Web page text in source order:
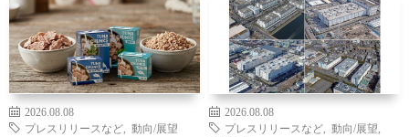
2026.08.08
プレスリリースなど
動向/展望
2026.08.08
プレスリリースなど
動向/展望